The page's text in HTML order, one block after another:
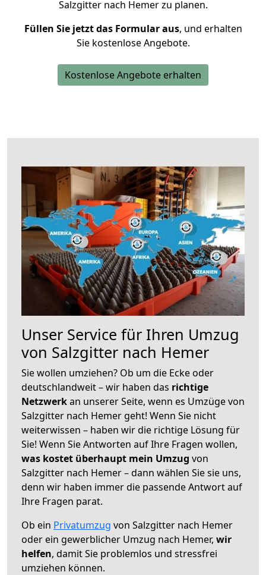
Salzgitter nach Hemer zu planen.
Füllen Sie jetzt das Formular aus, und erhalten
Sie kostenlose Angebote.
Kostenlose Angebote erhalten
Unser Service für Ihren Umzug
von Salzgitter nach Hemer
Sie wollen umziehen? Ob um die Ecke oder
deutschlandweit – wir haben das richtige
Netzwerkan unserer Seite, wenn es Umzüge von
Salzgitter nach Hemer geht! Wenn Sie nicht
weiterwissen – haben wir die richtige Lösung für
Sie! Wenn Sie Antworten auf Ihre Fragen wollen,
was kostet überhaupt mein Umzug von
Salzgitter nach Hemer – dann wählen Sie sie uns,
denn wir haben immer die passende Antwort auf
Ihre Fragen parat.
Ob ein Privatumzug von Salzgitter nach Hemer
oder ein gewerblicher Umzug nach Hemer, wir
helfen, damit Sie problemlos und stressfrei
umziehen können.